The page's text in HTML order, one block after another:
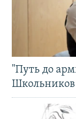
"Путь до
Школьников